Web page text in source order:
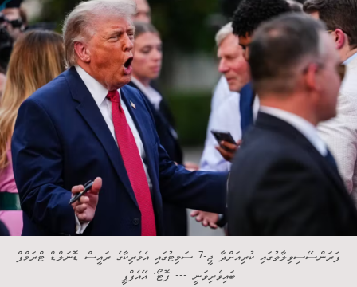
ފަރަންސޭސިވިލާތުގައި ކުރިއަށްދާ ޖީ-7 ސަމިޓުގައި އެމެރިކާގެ ރައީސް ޑޮނަލްޑް ޓްރަމްޕް
ބައިވެރިވަނީ --- ފޮޓޯ: އޭއެފްޕީ